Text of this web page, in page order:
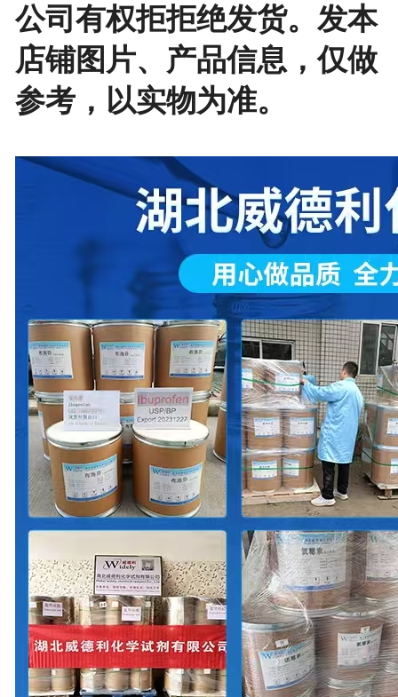
公司有权拒拒绝发货。发本
店铺图片、产品信息，仅做
参考，以实物为准。